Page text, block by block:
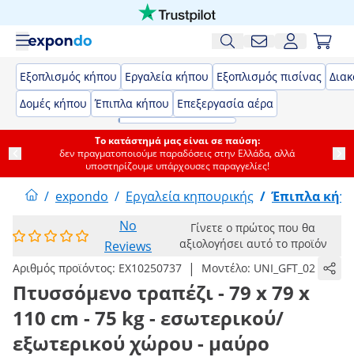
Εξοπλισμός κήπου Εργαλεία κήπου Εξοπλισμός πισίνας
Δομές κήπου Έπιπλα κήπου Επεξεργασία αέρα
Το κατάστημά μας είναι σε παύση:
δεν πραγματοποιούμε παραδόσεις στην Ελλάδα, αλλά
υποστηρίζουμε υπάρχουσες παραγγελίες!
/ expondo / Εργαλεία κηπουρικής / Έπιπλα
No
Reviews
Γίνετε ο πρώτος που θα
αξιολογήσει αυτό το προϊόν
Αριθμός προϊόντος: EX10250737 | Μοντέλο: UNI_GFT_02
Πτυσσόμενο τραπέζι - 79 x 79 x
110 cm - 75 kg - εσωτερικού/
εξωτερικού χώρου - μαύρο